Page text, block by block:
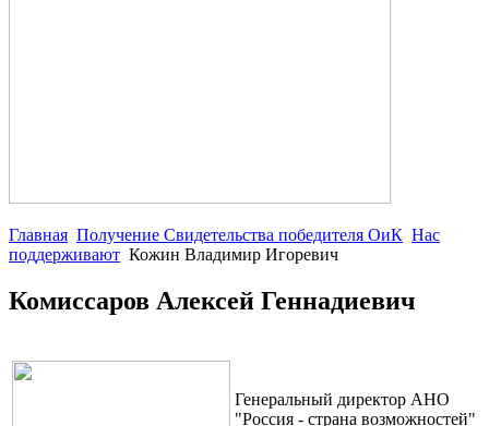
Главная Получение Свидетельства победителя ОиК Нас
поддерживают Кожин Владимир Игоревич
Комиссаров Алексей Геннадиевич
Генеральный директор АНО
"Россия - страна возможностей"